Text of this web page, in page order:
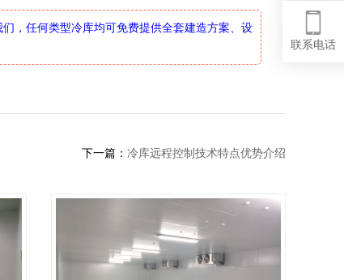
，任何类型冷库均可免费提供全套建造方案、设
下一篇： 冷库远程控制技术特点优势介绍
联系电话